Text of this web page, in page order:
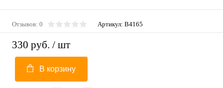
Отзывов: 0 Артикул: B4165
330 руб. / шт
В корзину